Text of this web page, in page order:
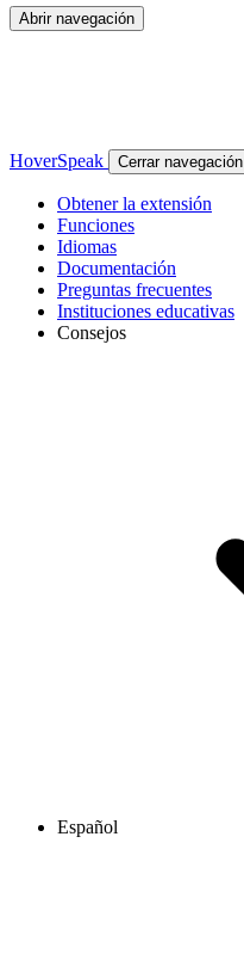
Abrir navegación
HoverSpeak Cerrar navegación
Obtener la extensión
Funciones
Idiomas
Documentación
Preguntas frecuentes
Instituciones educativas
Consejos
Español